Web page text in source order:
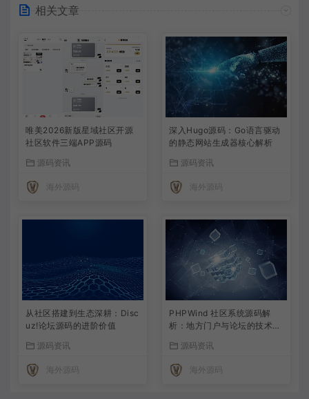
相关文章
唯美2026新版星域社区开源
社区软件三端APP源码
源码资讯
海外源码
深入Hugo源码：Go语言驱动
的静态网站生成器核心解析
源码资讯
海外源码
从社区搭建到生态深耕：Disc
uz!论坛源码的进阶价值
源码资讯
海外源码
PHPWind 社区系统源码解
析：地方门户与论坛的技术实
源码资讯
海外源码